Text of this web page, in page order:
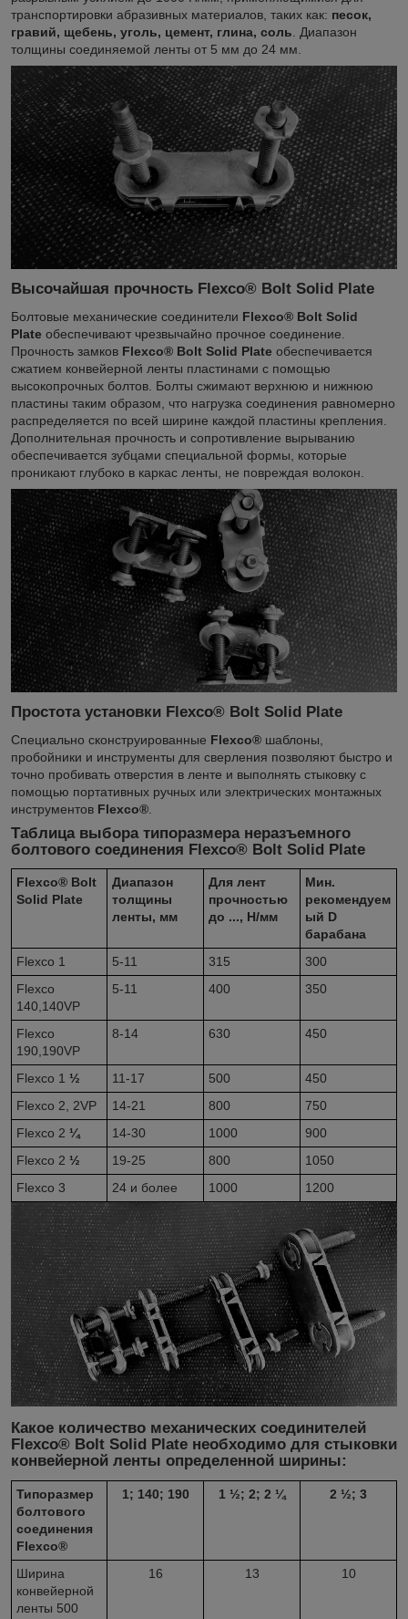
транспортировки абразивных материалов, таких как: песок,
гравий, щебень, уголь, цемент, глина, соль
Диапазон
толщины соединяемой ленты от 5 мм до 24 мм.
Высочайшая прочность Flexco® Bolt Solid Plate
Болтовые механические соединители Flexco® Bolt Solid
Plate обеспечивают чрезвычайно прочное соединение.
Прочность замков Flexco® Bolt Solid Plate обеспечивается
сжатием конвейерной ленты пластинами с помощью
высокопрочных болтов. Болты сжимают верхнюю и нижнюю
пластины таким образом, что нагрузка соединения равномерно
распределяется по всей ширине каждой пластины крепления.
Дополнительная прочность и сопротивление вырыванию
обеспечивается зубцами специальной формы, которые
проникают глубоко в каркас ленты, не повреждая волокон.
Простота установки Flexco® Bolt Solid Plate
Специально сконструированные Flexco® шаблоны,
пробойники и инструменты для сверления позволяют быстро и
точно пробивать отверстия в ленте и выполнять стыковку с
помощью портативных ручных или электрических монтажных
инструментов Flexco®
Таблица выбора типоразмера неразъемного
болтового соединения Flexco® Bolt Solid Plate
Flexco® Bolt
Solid Plate
Диапазон
толщины
ленты, мм
Для лент
прочностью
до ..., Н/мм
Мин.
рекомендуем
ый D
барабана
Flexco 1
5-11 315
300
Flexco
140,140VP
5-11 400 350
Flexco
190,190VP
8-14 630 450
Flexco 1 ½ 11-17 500
450
Flexco 2, 2VP
14-21 800
750
Flexco 2 ¼ 14-30 1000
900
Flexco 2 ½ 19-25 800
1050
Flexco 3
24 и более 1000 1200
Какое количество механических соединителей
Flexco® Bolt Solid Plate необходимо для стыковки
конвейерной ленты определенной ширины:
Типоразмер
болтового
соединения
Flexco®
1; 140; 190 1 ½; 2; 2 ¼ 2 ½; 3
Ширина
конвейерной
ленты 500
16 13 10